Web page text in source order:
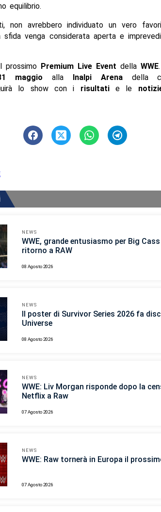
equilibrio.
non avrebbero individuato un vero
sfida venga considerata aperta e
prossimoPremium Live Event dellaWWE
maggio alla Inalpi Arenadella
lo show con i risultatie le
NEWS
WWE, grande entusiasmo per Big Cass
ritorno a RAW
08 Agosto 2026
NEWS
Il poster di Survivor Series 2026 fa
Universe
08 Agosto 2026
NEWS
WWE: Liv Morgan risponde dopo la
Netflix a Raw
07 Agosto 2026
NEWS
WWE: Raw tornerà in Europa il
07 Agosto 2026